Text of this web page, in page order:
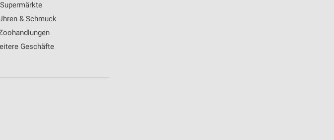
Supermärkte
& Schmuck
Geschäfte